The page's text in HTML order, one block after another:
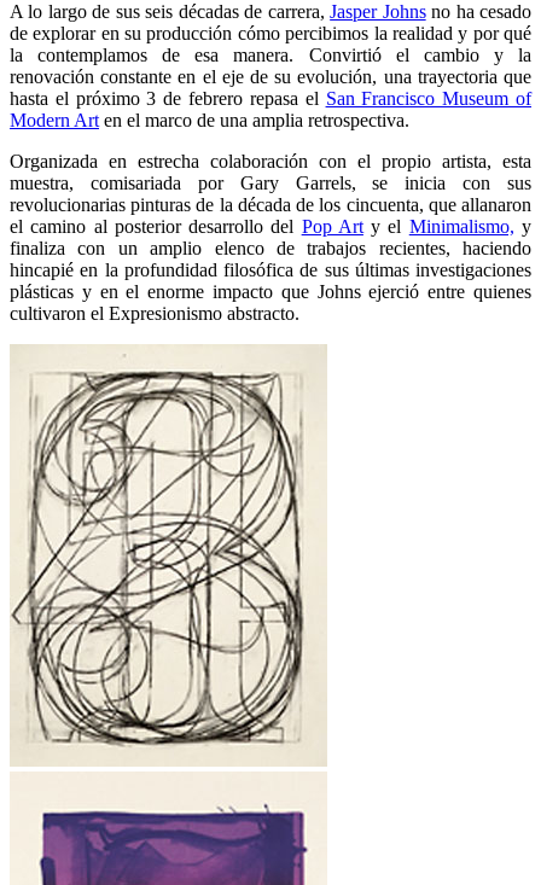
A lo largo de sus seis décadas de carrera,Jasper Johnsno ha cesado
de explorar en su producción cómo percibimos la realidad y por qué
la contemplamos de esa manera. Convirtió el cambio y la
renovación constante en el eje de su evolución, una trayectoria que
hasta el próximo 3 de febrero repasa el San Francisco Museum of
Modern Art en el marco de una amplia retrospectiva.
Organizada en estrecha colaboración con el propio artista, esta
muestra, comisariada por Gary Garrels, se inicia con sus
revolucionarias pinturas de la década de los cincuenta, que allanaron
el camino al posterior desarrollo del Pop Arty el Minimalismo, y
finaliza con un amplio elenco de trabajos recientes, haciendo
hincapié en la profundidad filosófica de sus últimas investigaciones
plásticas y en el enorme impacto que Johns ejerció entre quienes
cultivaron el Expresionismo abstracto.